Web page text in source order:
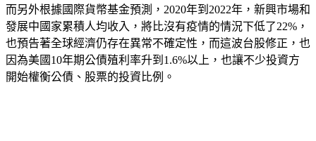
而另外根據國際貨幣基金預測，2020年到2022年，新興市場和
發展中國家累積人均收入，將比沒有疫情的情況下低了22%，
也預告著全球經濟仍存在異常不確定性，而這波台股修正，也
因為美國10年期公債殖利率升到1.6%以上，也讓不少投資方
開始權衡公債、股票的投資比例。